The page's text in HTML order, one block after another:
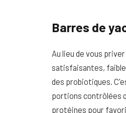
Barres de
Au lieu de vous
satisfaisantes,
des probiotiques.
portions contrôlées
protéines pour